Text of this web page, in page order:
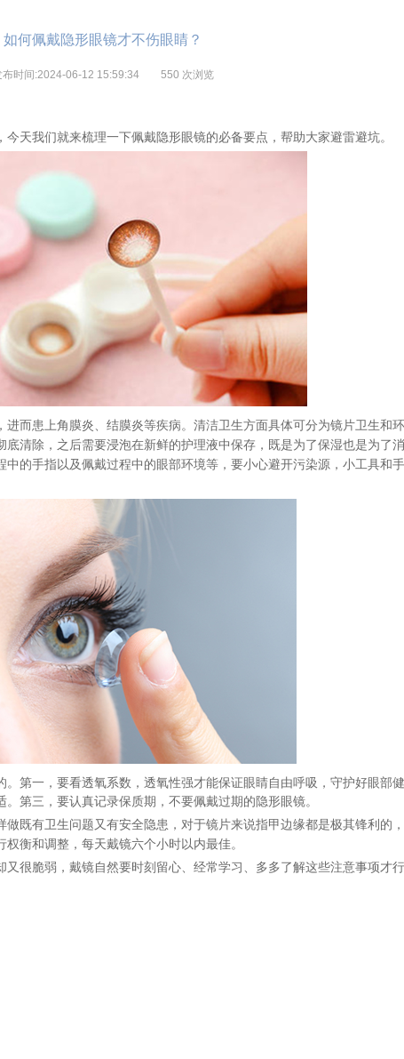
如何佩戴隐形眼镜才不伤眼睛？
布时间:2024-06-12 15:59:34 550 次浏览
天我们就来梳理一下佩戴隐形眼镜的必备要点，帮助大家避雷避坑。
而患上角膜炎、结膜炎等疾病。清洁卫生方面具体可分为镜片卫生和
清除，之后需要浸泡在新鲜的护理液中保存，既是为了保湿也是为了
的手指以及佩戴过程中的眼部环境等，要小心避开污染源，小工具和
第一，要看透氧系数，透氧性强才能保证眼睛自由呼吸，守护好眼部
第三，要认真记录保质期，不要佩戴过期的隐形眼镜。
做既有卫生问题 又有安全隐患，对于镜片来说指甲边缘都是极其锋利的
衡和调整，每天戴镜六个小时以内最佳。
很脆弱，戴镜自然要时刻留心、经常学习、多多了解这些注意事项才行